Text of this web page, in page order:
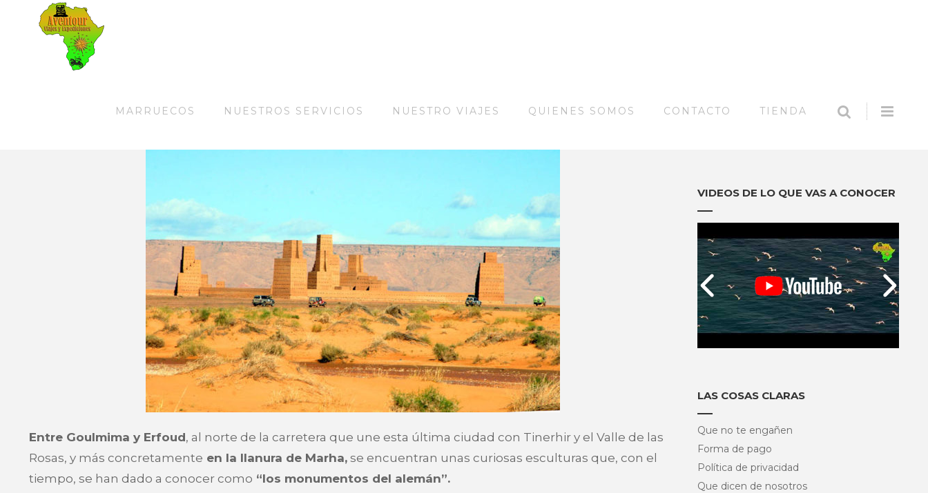
MARRUECOS NUESTROS SERVICIOS NUESTRO VIAJES QUIENES SOMOS CONTACTO TIENDA SEARCH
Entre Goulmima y Erfoud, al norte de la carretera que une esta última ciudad con Tinerhir y el Valle de las
Rosas, y más concretamente en la llanura de Marha, se encuentran unas curiosas esculturas que, con el
tiempo, se han dado a conocer como “los monumentos del alemán”.
VIDEOS DE LO QUE VAS A CONOCER
LAS COSAS CLARAS
Que no te engañen
Forma de pago
Política de privacidad
Que dicen de nosotros